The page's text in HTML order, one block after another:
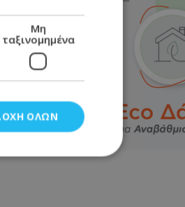
Μη
ταξινομημένα
ΌΛΩΝ